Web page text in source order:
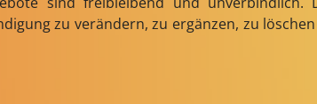
zu verändern, zu ergänzen, zu